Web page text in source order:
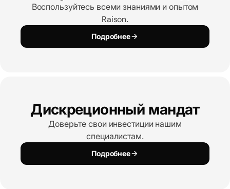
Воспользуйтесь всеми знаниями и опытом
Raison.
Подробнее
Дискреционный мандат
Доверьте свои инвестиции нашим
специалистам.
Подробнее